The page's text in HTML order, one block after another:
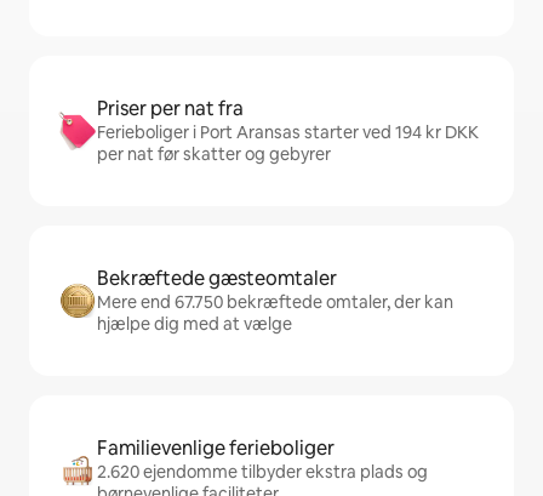
Priser per nat fra
Ferieboliger i Port Aransas starter ved 194 kr DKK
per nat før skatter og gebyrer
Bekræftede gæsteomtaler
Mere end 67.750 bekræftede omtaler, der kan
hjælpe dig med at vælge
Familievenlige ferieboliger
2.620 ejendomme tilbyder ekstra plads og